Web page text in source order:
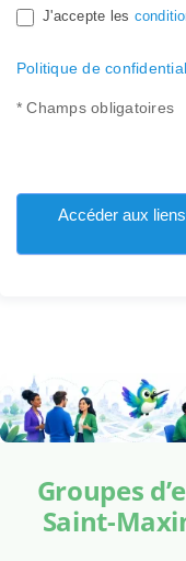
J'accepte les
Politique de
* Champs obligatoires
Accéder aux
Groupes
Saint-